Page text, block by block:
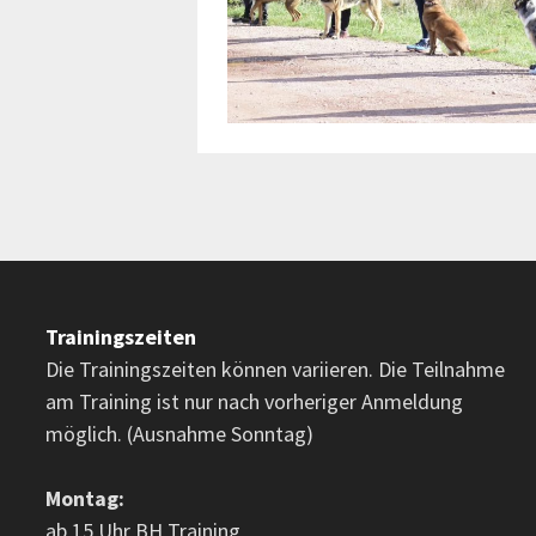
Trainingszeiten
Die Trainingszeiten können variieren. Die Teilnahme
am Training ist nur nach vorheriger Anmeldung
möglich. (Ausnahme Sonntag)
Montag: